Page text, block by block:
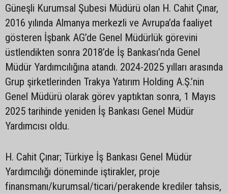
Güneşli Kurumsal Şubesi Müdürü olan H. Cahit Çınar,
2016 yılında Almanya merkezli ve Avrupa’da faaliyet
gösteren İşbank AG’de Genel Müdürlük görevini
üstlendikten sonra 2018’de İş Bankası’nda Genel
Müdür Yardımcılığına atandı. 2024-2025 yılları arasında
Grup şirketlerinden Trakya Yatırım Holding A.Ş.’nin
Genel Müdürü olarak görev yaptıktan sonra, 1 Mayıs
2025 tarihinde yeniden İş Bankası Genel Müdür
Yardımcısı oldu.
H. Cahit Çınar; Türkiye İş Bankası Genel Müdür
Yardımcılığı döneminde iştirakler, proje
finansmanı/kurumsal/ticari/perakende krediler tahsis,